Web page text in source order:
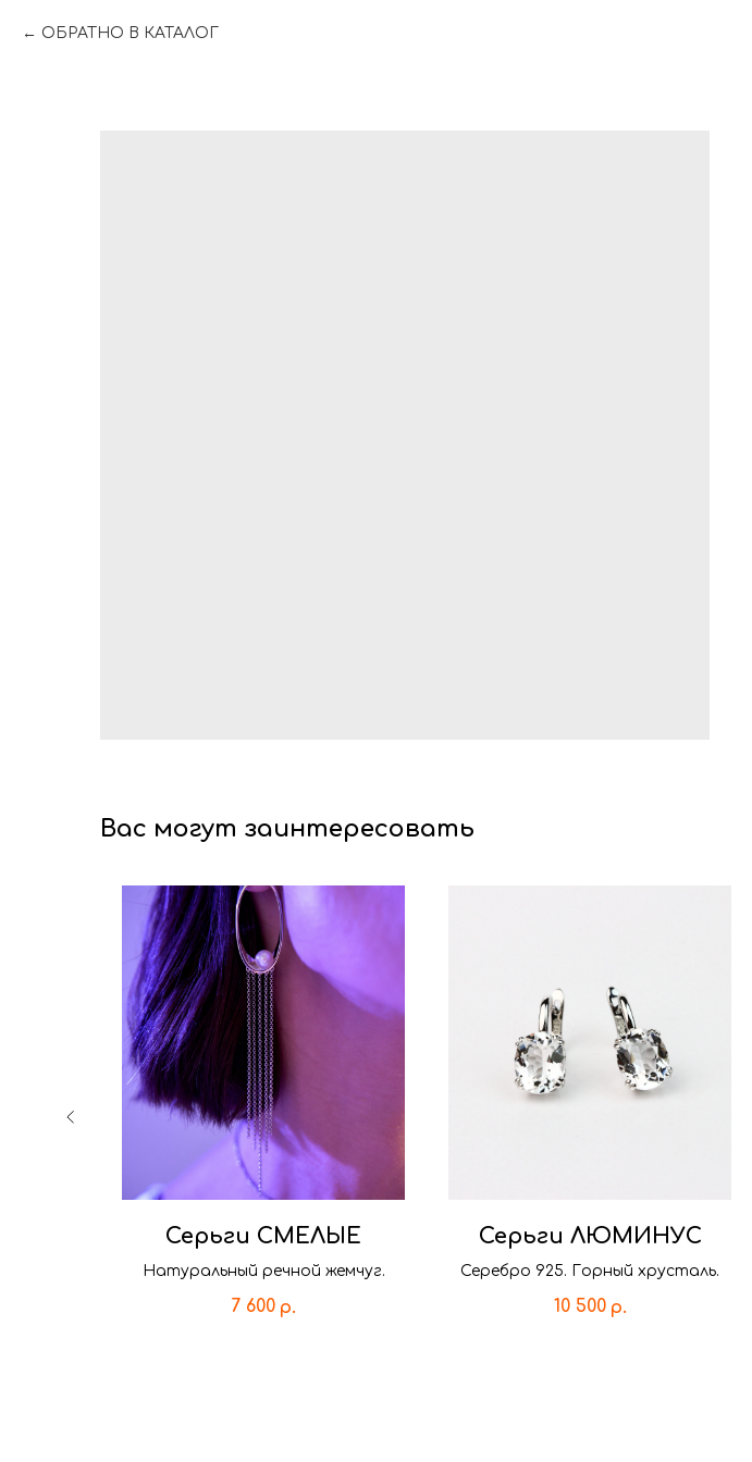
ОБРАТНО В КАТАЛОГ
Вас могут заинтересовать
Серьги СМЕЛЫЕ
Натуральный речной жемчуг.
7 600 р.
Серьги ЛЮМИНУС
Серебро 925. Горный хрусталь.
10 500 р.